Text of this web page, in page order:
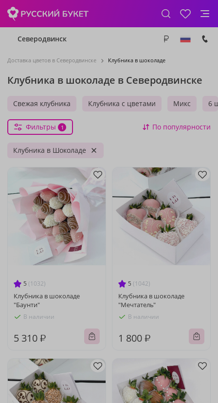
Северодвинск
Доставка цветов в Северодвинске Клубника в шоколаде
Клубника в шоколаде в Северодвинске
Свежая клубника Клубника с цветами Микс 6
Фильтры 1 По популярности
Клубника в Шоколаде
5 (1032)
Клубника в шоколаде
"Баунти"
В наличии
5 310 ₽
5 (1042)
Клубника в шоколаде
"Мечтатель"
В наличии
1 800 ₽